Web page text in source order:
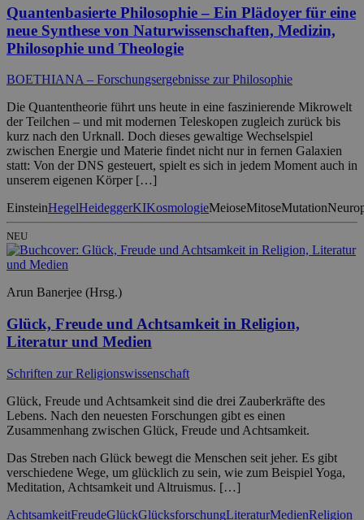
Quantenbasierte Philosophie – Ein Plädoyer für eine
neue Synthese von Naturwissenschaften, Medizin,
Philosophie und Theologie
BOETHIANA – Forschungsergebnisse zur Philosophie
Die Quantentheorie führt uns heute in eine faszinierende Mikrowelt
der Teilchen – und mit modernen Teleskopen zugleich zurück bis
kurz nach den Urknall. Doch dieses gewaltige Wechselspiel
zwischen Energie und Materie findet nicht nur in fernen Galaxien
statt: Von der DNS gesteuert, spielt es sich in jedem Moment auch in
unserem eigenen Körper […]
EinsteinHegelHeideggerKIKosmologieMeioseMitoseMutation
NEU
Arun Banerjee (Hrsg.)
Glück, Freude und Achtsamkeit in Religion,
Literatur und Medien
Schriften zur Religionswissenschaft
Glück, Freude und Achtsamkeit sind die drei Zauberkräfte des
Lebens. Nach den neuesten Forschungen gibt es einen
Zusammenhang zwischen Glück, Freude und Achtsamkeit.
Das Streben nach Glück bewegt die Menschen seit jeher. Es gibt
verschiedene Wege, um glücklich zu sein, wie zum Beispiel Yoga,
Meditation, Achtsamkeit und Altruismus. […]
AchtsamkeitFreudeGlückGlücksforschungLiteraturMedienReligion